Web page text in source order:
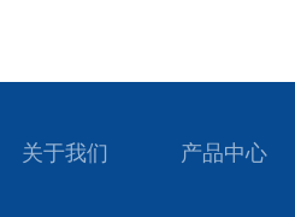
关于我们 产品中心